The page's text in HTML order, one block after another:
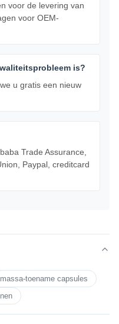
voor de levering van
voor OEM-
is?
u gratis een nieuw
Trade Assurance,
Paypal, creditcard
massa-toename capsules